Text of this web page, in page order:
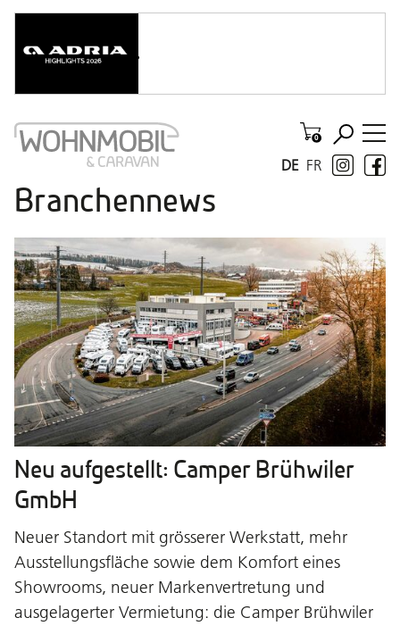
FR
DE
Branchennews
Neu aufgestellt: Camper Brühwiler
GmbH
Neuer Standort mit grösserer Werkstatt, mehr
Ausstellungsfläche sowie dem Komfort eines
Showrooms, neuer Markenvertretung und
ausgelagerter Vermietung: die Camper Brühwiler